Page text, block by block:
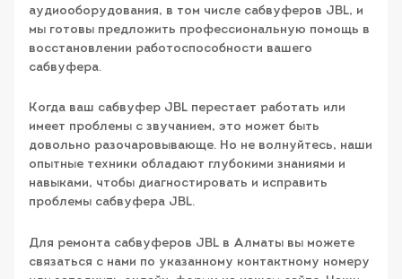
аудиооборудования, в том числе сабвуферов JBL, и
мы готовы предложить профессиональную помощь в
восстановлении работоспособности вашего
сабвуфера.
Когда ваш сабвуфер JBL перестает работать или
имеет проблемы с звучанием, это может быть
довольно разочаровывающе. Но не волнуйтесь, наши
опытные техники обладают глубокими знаниями и
навыками, чтобы диагностировать и исправить
проблемы сабвуфера JBL.
Для ремонта сабвуферов JBL в Алматы вы можете
связаться с нами по указанному контактному номеру